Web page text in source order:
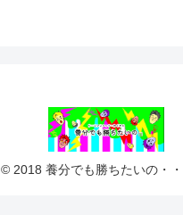
© 2018 養分でも勝ちたいの・・